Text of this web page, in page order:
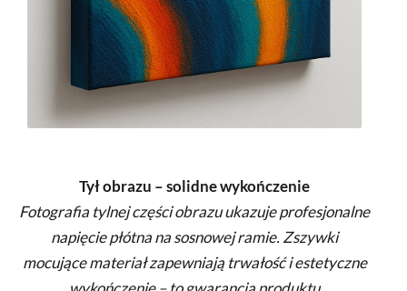
Tył obrazu – solidne wykończenie
Fotografia tylnej części obrazu ukazuje profesjonalne
napięcie płótna na sosnowej ramie. Zszywki
mocujące materiał zapewniają trwałość i estetyczne